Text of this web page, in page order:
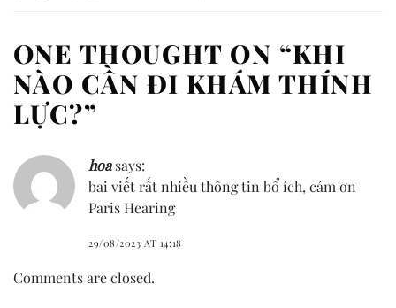
ONE THOUGHT ON “KHI
NÀO CẦN ĐI KHÁM THÍNH
LỰC?”
hoa says:
bai viết rất nhiều thông tin bổ ích, cám ơn
Paris Hearing
29/08/2023 AT 14:18
Comments are closed.